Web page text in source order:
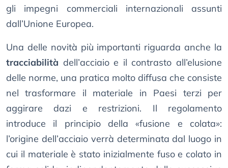
gli impegni commerciali internazionali assunti
dall’Unione Europea.
Una delle novità più importanti riguarda anche la
tracciabilità dell’acciaio e il contrasto all’elusione
delle norme, una pratica molto diffusa che consiste
nel trasformare il materiale in Paesi terzi per
aggirare dazi e restrizioni. Il regolamento
introduce il principio della «fusione e colata»:
l’origine dell’acciaio verrà determinata dal luogo in
cui il materiale è stato inizialmente fuso e colato in